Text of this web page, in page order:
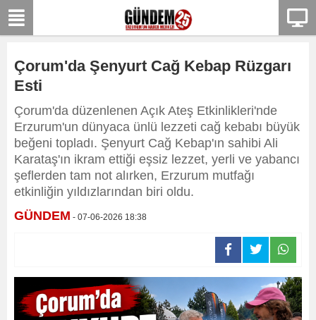
Çorum'da Şenyurt Cağ Kebap Rüzgarı
Esti
Çorum'da düzenlenen Açık Ateş Etkinlikleri'nde
Erzurum'un dünyaca ünlü lezzeti cağ kebabı büyük
beğeni topladı. Şenyurt Cağ Kebap'ın sahibi Ali
Karataş'ın ikram ettiği eşsiz lezzet, yerli ve yabancı
şeflerden tam not alırken, Erzurum mutfağı
etkinliğin yıldızlarından biri oldu.
GÜNDEM - 07-06-2026 18:38